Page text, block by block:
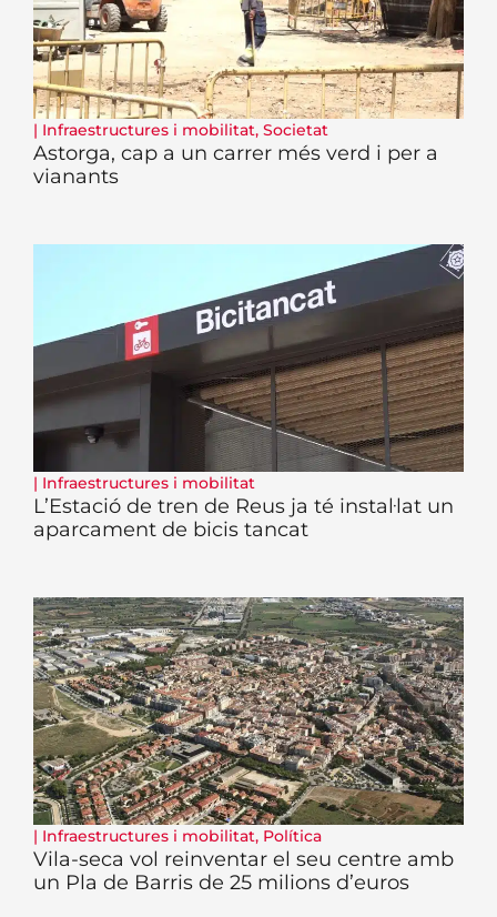
| Infraestructures i mobilitat, Societat
Astorga, cap a un carrer més verd i per a
vianants
| Infraestructures i mobilitat
L’Estació de tren de Reus ja té instal·lat un
aparcament de bicis tancat
| Infraestructures i mobilitat, Política
Vila-seca vol reinventar el seu centre amb
un Pla de Barris de 25 milions d’euros